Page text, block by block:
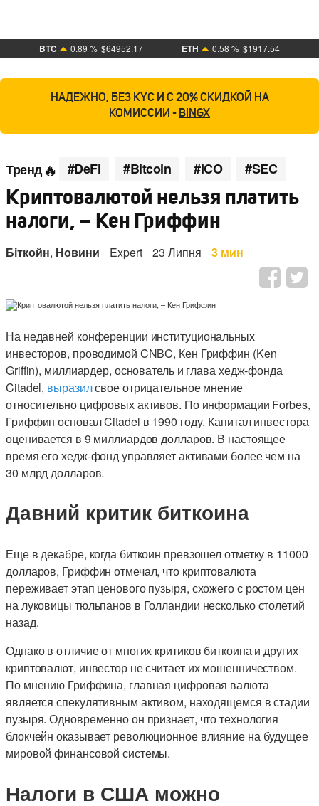
BTC 0.89 % $64952.17 ETH 0.58 % $1917.54
НАДЕЖНО, БЕЗ KYC И С 20% СКИДКОЙ НА
КОМИССИИ - BINGX
Тренд #DeFi #Bitcoin #ICO #SEC
Криптовалютой нельзя платить
налоги, – Кен Гриффин
Біткойн, Новини Expert 23 Липня 3 мин
На недавней конференции институциональных
инвесторов, проводимой CNBC, Кен Гриффин (Ken
Griffin), миллиардер, основатель и глава хедж-фонда
Citadel, выразилсвое отрицательное мнение
относительно цифровых активов. По информации Forbes,
Гриффин основал Citadel в 1990 году. Капитал инвестора
оценивается в 9 миллиардов долларов. В настоящее
время его хедж-фонд управляет активами более чем на
30 млрд долларов.
Давний критик биткоина
Еще в декабре, когда биткоин превзошел отметку в 11000
долларов, Гриффин отмечал, что криптовалюта
переживает этап ценового пузыря, схожего с ростом цен
на луковицы тюльпанов в Голландии несколько столетий
назад.
Однако в отличие от многих критиков биткоина и других
криптовалют, инвестор не считает их мошенничеством.
По мнению Гриффина, главная цифровая валюта
является спекулятивным активом, находящемся в стадии
пузыря. Одновременно он признает, что технология
блокчейн оказывает революционное влияние на будущее
мировой финансовой системы.
Налоги в США можно